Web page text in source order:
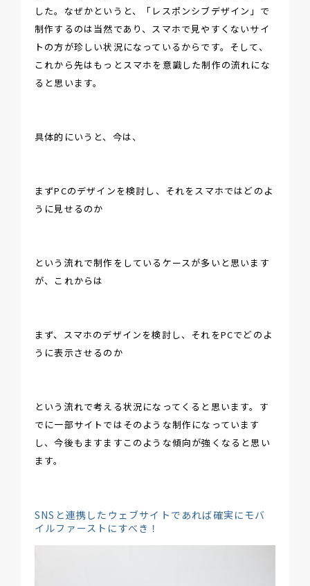
した。なぜかというと、「レスポンシブデザイン」で
制作するのは当然であり、スマホで見やすくないサイ
トの方が珍しい状況になっているからです。そして、
これから先はもっとスマホを意識した制作の流れにな
ると思います。
具体的にいうと、今は、
まずPCのデザインを検討し、それをスマホではどのよ
うに見せるのか
という流れで制作をしているケースが多いと思います
が、これからは
まず、スマホのデザインを検討し、それをPCでどのよ
うに表示させるのか
という流れで考える状況になってくると思います。す
でに一部サイトではそのような制作になっています
し、今後もますますこのような傾向が強くなると思い
ます。
SNSと連携したウェブサイトであれば確実にモバ
イルファーストにすべき！